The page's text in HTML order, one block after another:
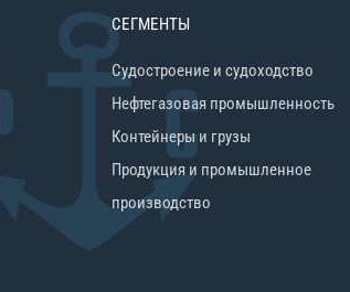
СЕГМЕНТЫ
Судостроение и судоходство
Нефтегазовая промышленность
Контейнеры и грузы
Продукция и промышленное
производство